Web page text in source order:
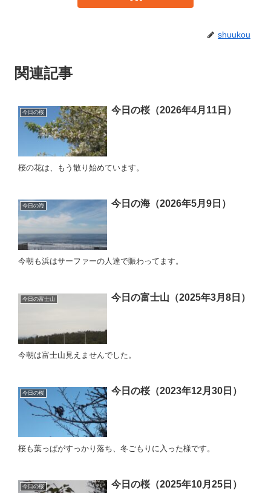
shuukou
関連記事
今日の桜 今日の桜（2026年4月11日）
桜の花は、もう散り始めています。
今日の海 今日の海（2026年5月9日）
今朝も浜はサーファーの人達で賑わってます。
今日の富士山 今日の富士山（2025年3月8日）
今朝は富士山見えませんでした。
今日の桜 今日の桜（2023年12月30日）
桜も葉っぱがすっかり落ち、冬ごもりに入った様です。
今日の桜 今日の桜（2025年10月25日）